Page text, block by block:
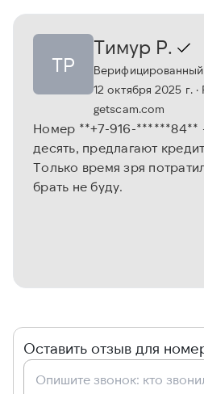
ТР
Тимур Р.
12 октября 2025 г.·
getscam.com
Номер **+7-916-******84**
десять, предлагают
Только время зря
брать не буду.
Оставить отзыв для